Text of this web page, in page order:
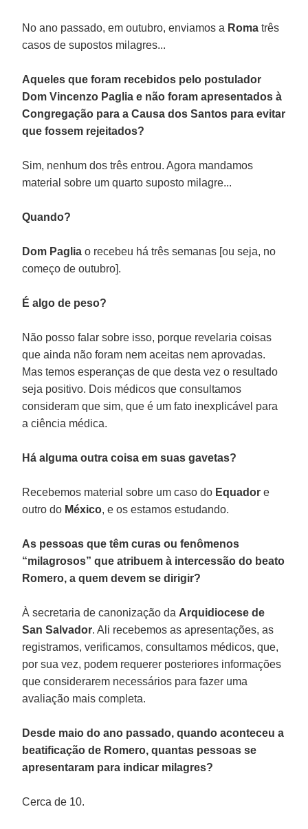
No ano passado, em outubro, enviamos a Roma três
casos de supostos milagres...
Aqueles que foram recebidos pelo postulador
Dom Vincenzo Paglia e não foram apresentados à
Congregação para a Causa dos Santos para evitar
que fossem rejeitados?
Sim, nenhum dos três entrou. Agora mandamos
material sobre um quarto suposto milagre...
Quando?
Dom Paglia o recebeu há três semanas [ou seja, no
começo de outubro].
É algo de peso?
Não posso falar sobre isso, porque revelaria coisas
que ainda não foram nem aceitas nem aprovadas.
Mas temos esperanças de que desta vez o resultado
seja positivo. Dois médicos que consultamos
consideram que sim, que é um fato inexplicável para
a ciência médica.
Há alguma outra coisa em suas gavetas?
Recebemos material sobre um caso do Equador e
outro do México, e os estamos estudando.
As pessoas que têm curas ou fenômenos
“milagrosos” que atribuem à intercessão do beato
Romero, a quem devem se dirigir?
À secretaria de canonização da Arquidiocese de
San Salvador. Ali recebemos as apresentações, as
registramos, verificamos, consultamos médicos, que,
por sua vez, podem requerer posteriores informações
que considerarem necessários para fazer uma
avaliação mais completa.
Desde maio do ano passado, quando aconteceu a
beatificação de Romero, quantas pessoas se
apresentaram para indicar milagres?
Cerca de 10.